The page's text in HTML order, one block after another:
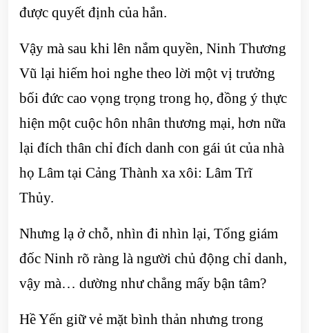
được quyết định của hắn.
Vậy mà sau khi lên nắm quyền, Ninh Thương
Vũ lại hiếm hoi nghe theo lời một vị trưởng
bối đức cao vọng trọng trong họ, đồng ý thực
hiện một cuộc hôn nhân thương mại, hơn nữa
lại đích thân chỉ đích danh con gái út của nhà
họ Lâm tại Cảng Thành xa xôi: Lâm Trĩ
Thủy.
Nhưng lạ ở chỗ, nhìn đi nhìn lại, Tổng giám
đốc Ninh rõ ràng là người chủ động chỉ danh,
vậy mà… dường như chẳng mấy bận tâm?
Hề Yến giữ vẻ mặt bình thản nhưng trong